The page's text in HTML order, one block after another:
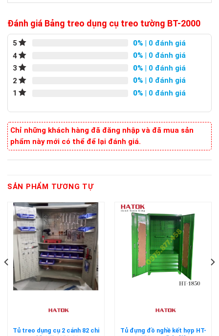
Đánh giá Bảng treo dụng cụ treo tường BT-2000
5 0% | 0 đánh giá
4
0% | 0 đánh giá
3
0% | 0 đánh giá
2
0% | 0 đánh giá
1
0% | 0 đánh giá
Chỉ những khách hàng đã đăng nhập và đã mua sản
phẩm này mới có thể để lại đánh giá.
SẢN PHẨM TƯƠNG TỰ
Tủ treo dụng cụ 2 cánh 82 chi
Tủ đựng đồ nghề kết hợp HT-